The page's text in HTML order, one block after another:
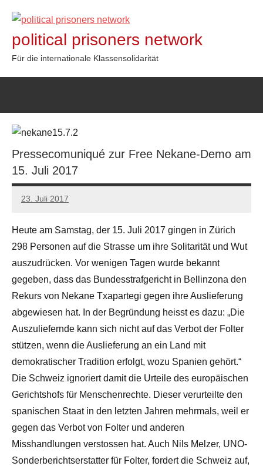
Inhalt
springen
political prisoners network
Für die internationale Klassensolidarität
Pressecomuniqué zur Free Nekane-Demo am
15. Juli 2017
23. Juli 2017
admin
Heute am Samstag, der 15. Juli 2017 gingen in Zürich
298 Personen auf die Strasse um ihre Solitarität und Wut
auszudrücken. Vor wenigen Tagen wurde bekannt
gegeben, dass das Bundesstrafgericht in Bellinzona den
Rekurs von Nekane Txapartegi gegen ihre Auslieferung
abgewiesen hat. In der Begründung heisst es dazu: „Die
Auszuliefernde kann sich nicht auf das Verbot der Folter
stützen, wenn die Auslieferung an ein Land mit
demokratischer Tradition erfolgt, wozu Spanien gehört.“
Die Schweiz ignoriert damit die Urteile des europäischen
Gerichtshofs für Menschenrechte. Dieser verurteilte den
spanischen Staat in den letzten Jahren mehrmals, weil er
gegen das Verbot von Folter und anderen
Misshandlungen verstossen hat. Auch Nils Melzer, UNO-
Sonderberichtserstatter für Folter, fordert die Schweiz auf,